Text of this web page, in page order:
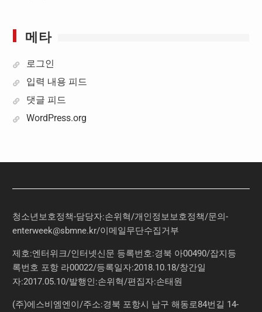
메타
로그인
입력 내용 피드
댓글 피드
WordPress.org
청소년보호정책-담당자:손위혁/개인정보보호정책/문의-
enterweek@sbmne.kr/이메일무단수집거부
제호:엔터위크/인터넷신문 등록번호:경북 아00490/잡지등
록번호 포항 라00022/등록일자:2018.10.18/창간일
자:2017.05.10/발행인:손위혁/편집자:손태원
(주)에스비엠엔이/주소:경북 포항시 남구 해동로84번길 14-